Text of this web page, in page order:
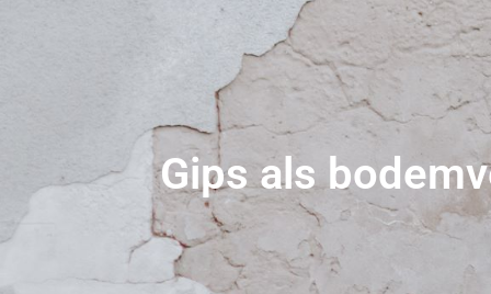
Gips als